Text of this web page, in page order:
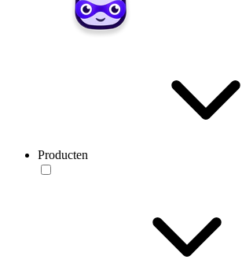
Producten